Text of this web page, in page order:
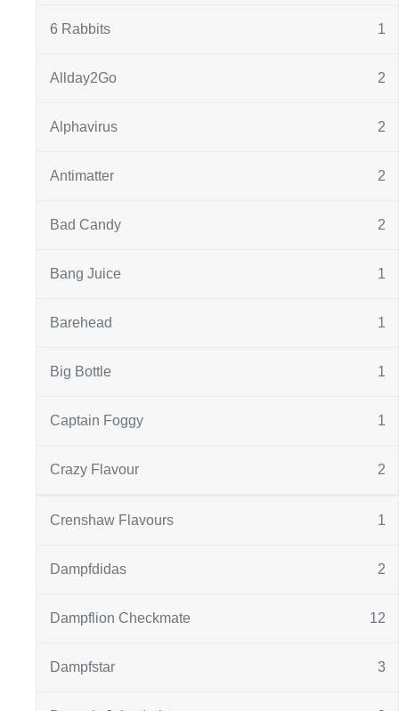
6 Rabbits 1
Allday2Go 2
Alphavirus 2
Antimatter 2
Bad Candy 2
Bang Juice 1
Barehead 1
Big Bottle 1
Captain Foggy 1
Crazy Flavour 2
Crenshaw Flavours 1
Dampfdidas 2
Dampflion Checkmate 12
Dampfstar 3